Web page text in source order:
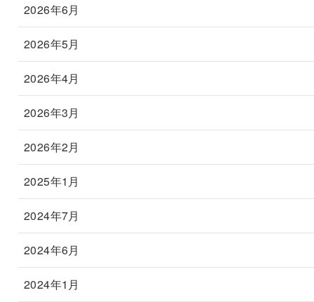
2026年6月
2026年5月
2026年4月
2026年3月
2026年2月
2025年1月
2024年7月
2024年6月
2024年1月